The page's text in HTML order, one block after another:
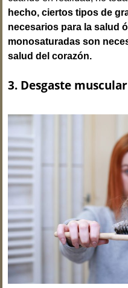
hecho, ciertos tipos de
necesarios para la salud
monosaturadas son
salud del corazón.
3. Desgaste